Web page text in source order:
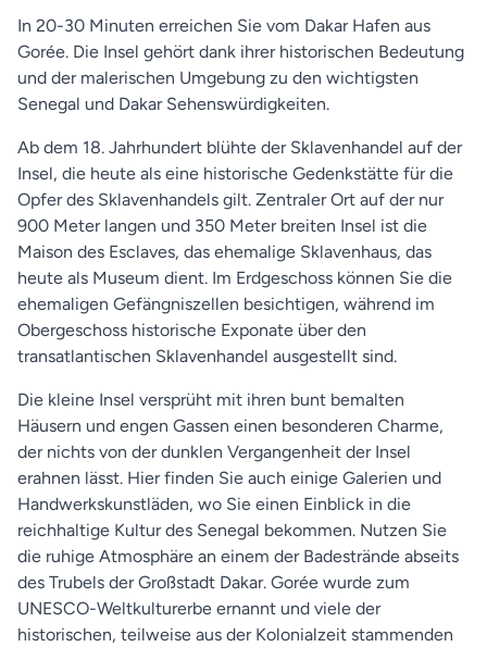
In 20-30 Minuten erreichen Sie vom Dakar Hafen aus
Gorée. Die Insel gehört dank ihrer historischen Bedeutung
und der malerischen Umgebung zu den wichtigsten
Senegal und Dakar Sehenswürdigkeiten.
Ab dem 18. Jahrhundert blühte der Sklavenhandel auf der
Insel, die heute als eine historische Gedenkstätte für die
Opfer des Sklavenhandels gilt. Zentraler Ort auf der nur
900 Meter langen und 350 Meter breiten Insel ist die
Maison des Esclaves, das ehemalige Sklavenhaus, das
heute als Museum dient. Im Erdgeschoss können Sie die
ehemaligen Gefängniszellen besichtigen, während im
Obergeschoss historische Exponate über den
transatlantischen Sklavenhandel ausgestellt sind.
Die kleine Insel versprüht mit ihren bunt bemalten
Häusern und engen Gassen einen besonderen Charme,
der nichts von der dunklen Vergangenheit der Insel
erahnen lässt. Hier finden Sie auch einige Galerien und
Handwerkskunstläden, wo Sie einen Einblick in die
reichhaltige Kultur des Senegal bekommen. Nutzen Sie
die ruhige Atmosphäre an einem der Badestrände abseits
des Trubels der Großstadt Dakar. Gorée wurde zum
UNESCO-Weltkulturerbe ernannt und viele der
historischen, teilweise aus der Kolonialzeit stammenden